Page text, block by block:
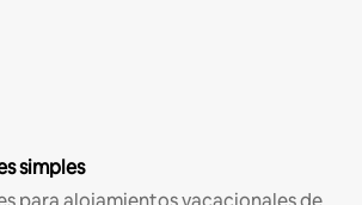
simples